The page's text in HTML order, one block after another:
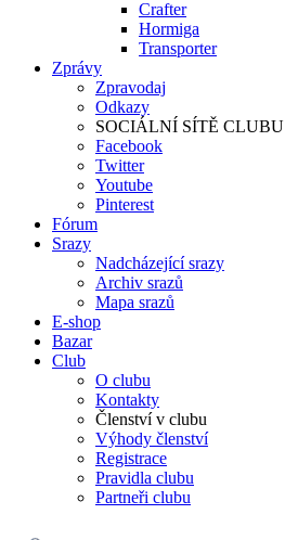
Crafter
Hormiga
Transporter
Zprávy
Zpravodaj
Odkazy
SOCIÁLNÍ SÍTĚ CLUBU
Facebook
Twitter
Youtube
Pinterest
Fórum
Srazy
Nadcházející srazy
Archiv srazů
Mapa srazů
E-shop
Bazar
Club
O clubu
Kontakty
Členství v clubu
Výhody členství
Registrace
Pravidla clubu
Partneři clubu